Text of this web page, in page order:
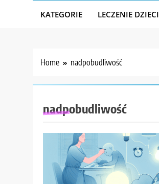
KATEGORIE LECZENIE DZIECI
Home nadpobudliwość
nadpobudliwość